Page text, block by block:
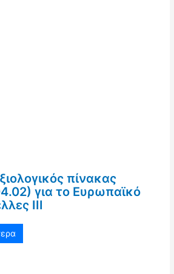
πίνακας
για το Ευρωπαϊκό
ΙΙΙ